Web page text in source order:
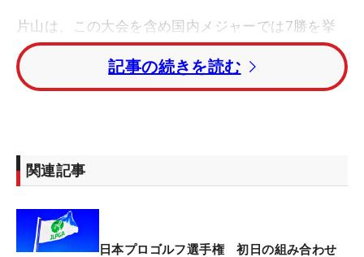
片山は、この大会を含め国内メジャーでは7勝を挙
げている。昨年はケガの影響で出場できず、2年ぶ
りの参戦となるが、「やっぱり、メジャーっていい
ですよね。（優勝回数を）持てば、持つほど重みも
舞台となる滋賀県の蒲生ゴルフ倶楽部は、初めてプ
ら、ティショットの落としどころにはバンカーや木
が配置され、フェアウェイもタイト。さらにラフは
記事の続きを読む
関連記事
日本プロゴルフ選手権 初日の組み合わせ